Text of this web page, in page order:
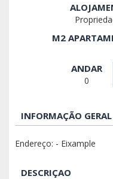
M2
ANDAR
0
INFORMAÇÃO GERAL
Endereço: - Eixample
DESCRIÇAO